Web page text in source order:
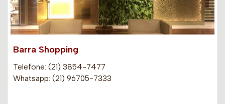
Barra Shopping
Telefone: (21) 3854-7477
Whatsapp: (21) 96705-7333